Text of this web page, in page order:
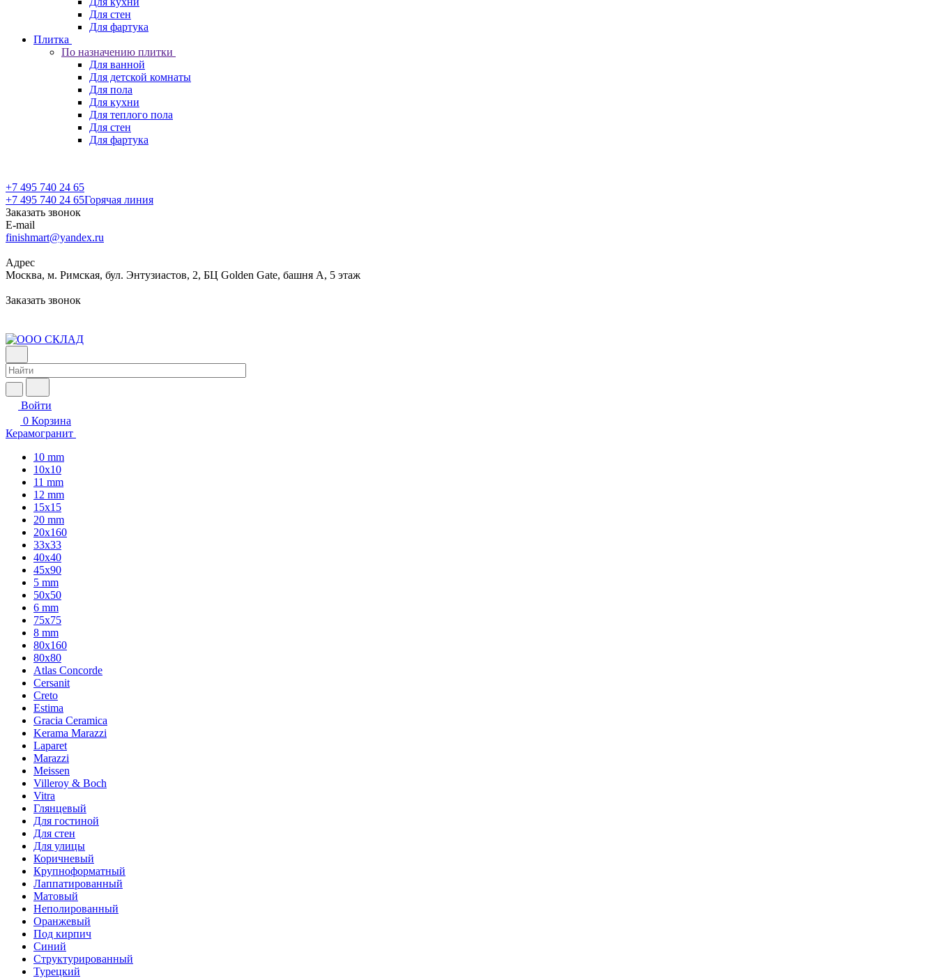
Для стен
Для фартука
Плитка
По назначению плитки
Для ванной
Для детской комнаты
Для пола
Для кухни
Для теплого пола
Для стен
Для фартука
+7 495 740 24 65
+7 495 740 24 65Горячая линия
Заказать звонок
E-mail
finishmart@yandex.ru
Адрес
Москва, м. Римская, бул. Энтузиастов, 2, БЦ Golden Gate, башня А, 5 этаж
Заказать звонок
Войти
0 Корзина
Керамогранит
10 mm
10x10
11 mm
12 mm
15x15
20 mm
20х160
33x33
40х40
45x90
5 mm
50x50
6 mm
75х75
8 mm
80x160
80x80
Atlas Concorde
Cersanit
Creto
Estima
Gracia Ceramica
Kerama Marazzi
Laparet
Marazzi
Meissen
Villeroy & Boch
Vitra
Глянцевый
Для гостиной
Для стен
Для улицы
Коричневый
Крупноформатный
Лаппатированный
Матовый
Неполированный
Оранжевый
Под кирпич
Синий
Структурированный
Турецкий